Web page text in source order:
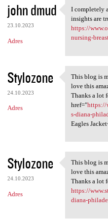
john dmud
23.10.2023
Adres
I
I completely
insights are
https://
nursing-
Stylozone
24.10.2023
Adres
This blog
This blog is
love this
Thanks a lot
href="https://
s-diana-
Eagles
Stylozone
24.10.2023
Adres
This blog
This blog is
love this
Thanks a lot
https://
diana-